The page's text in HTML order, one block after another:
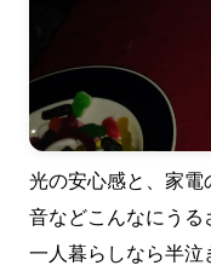
光の安心感と、家電
音などこんなにうる
一人暮らしなら半泣